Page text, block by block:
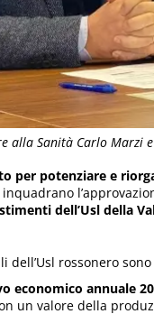
alla Sanità Carlo
per potenziare e
inquadrano
dell’Usl della
dell’Usl rossonero
economico annuale
un valore della